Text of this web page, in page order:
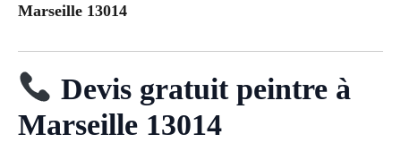
Marseille 13014
Devis gratuit peintre à
Marseille 13014